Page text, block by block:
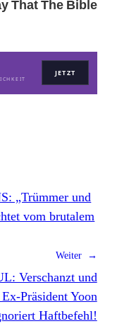
JETZT
„Trümmer und
vom brutalem
Weiter →
Verschanzt und
Präsident Yoon
Haftbefehl!